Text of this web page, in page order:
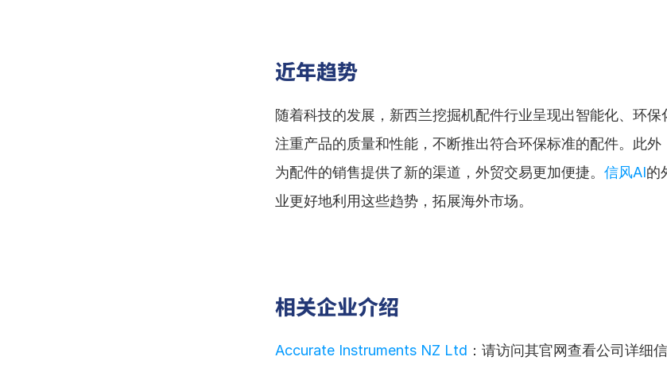
近年趋势
随着科技的发展，新西兰挖掘机配件行业呈现出智能化、环保
注重产品的质量和性能，不断推出符合环保标准的配件。此
为配件的销售提供了新的渠道，外贸交易更加便捷。 信风AI的
业更好地利用这些趋势，拓展海外市场。
相关企业介绍
Accurate Instruments NZ Ltd ：请访问其官网查看公司详细信